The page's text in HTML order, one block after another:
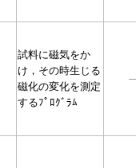
試料に磁気をか
け，その時生じる
磁化の変化を測定
するﾌﾟﾛｸﾞﾗﾑ